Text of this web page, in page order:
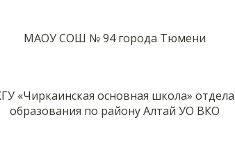
МАОУ СОШ № 94 города Тюмени
«Чиркаинская основная школа» отдела
образования по району Алтай УО ВКО